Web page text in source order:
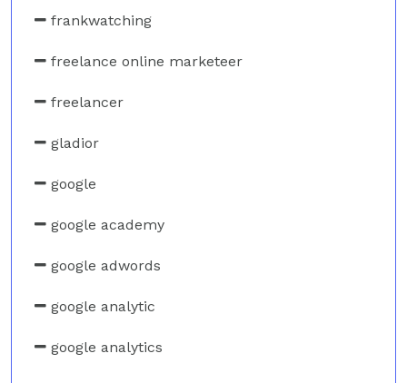
frankwatching
freelance online marketeer
freelancer
gladior
google
google academy
google adwords
google analytic
google analytics